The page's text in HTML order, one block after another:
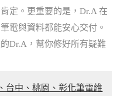
定。更重要的是，Dr.A 在
電與資料都能安心交付。
Dr.A，幫你修好所有疑難
台中、桃園、彰化筆電維